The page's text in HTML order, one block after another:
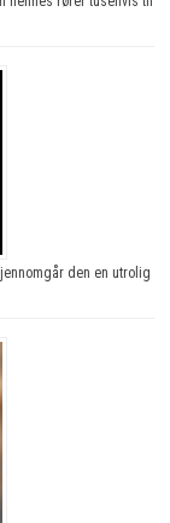
den en utrolig